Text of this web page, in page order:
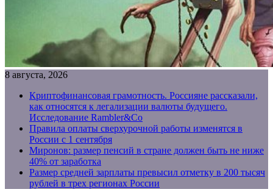
8 августа, 2026
Криптофинансовая грамотность. Россияне рассказали,
как относятся к легализации валюты будущего.
Исследование Rambler&Co
Правила оплаты сверхурочной работы изменятся в
России с 1 сентября
Миронов: размер пенсий в стране должен быть не ниже
40% от заработка
Размер средней зарплаты превысил отметку в 200 тысяч
рублей в трех регионах России